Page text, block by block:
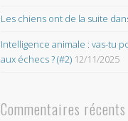
Les chiens ont de la suite
Intelligence animale : vas-tu
aux échecs ? (#2) 12/11/2025
Commentaires récents